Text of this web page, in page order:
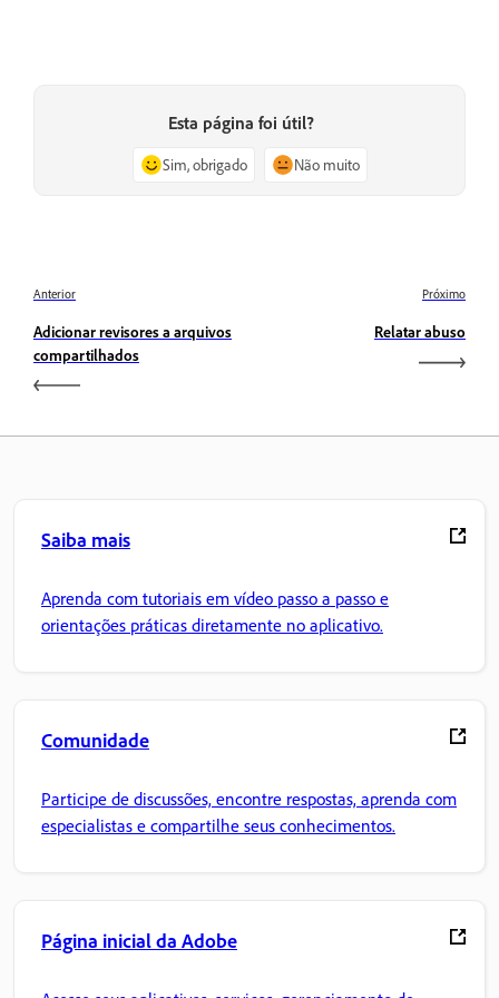
Esta página foi útil?
Sim, obrigado Não muito
Anterior
Adicionar revisores a arquivos
compartilhados
Próximo
Relatar abuso
Saiba mais
Aprenda com tutoriais em vídeo passo a passo e
orientações práticas diretamente no aplicativo.
Comunidade
Participe de discussões, encontre respostas, aprenda com
especialistas e compartilhe seus conhecimentos.
Página inicial da Adobe